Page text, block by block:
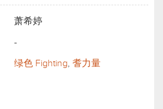
萧希婷
-
绿色 Fighting, 耆力量